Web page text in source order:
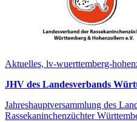
Aktuelles, lv-wuerttemberg-
JHV des Landesverbands
Jahreshauptversammlung des
Rassekaninchenzüchter